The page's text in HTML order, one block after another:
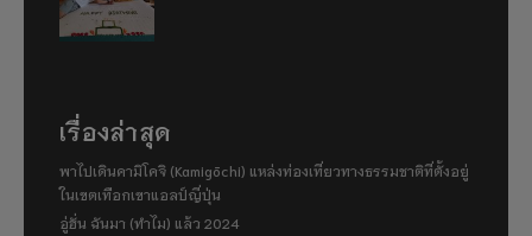
เรื่องล่าสุด
พาไปเดินคามิโคจิ (Kamigōchi) แหล่งท่องเที่ยวทางธรรมชาติที่ตั้งอยู่
ในเขตเทือกเขาแอลป์ญี่ปุ่น
อู่ฮั่น ฉันมา (ทำไม) แล้ว 2024